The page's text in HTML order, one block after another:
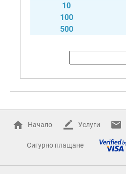
10
100
500
Начало Услуги
Сигурно плащане